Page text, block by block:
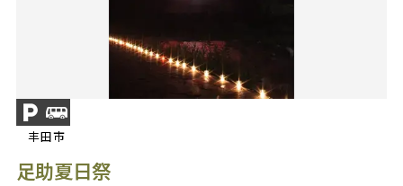
丰田市
足助夏日祭